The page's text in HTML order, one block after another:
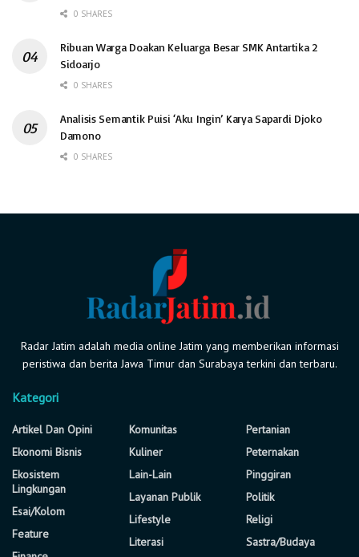
0 SHARES
Ribuan Warga Doakan Keluarga Besar SMK Antartika 2
Sidoarjo
0 SHARES
Analisis Semantik Puisi ‘Aku Ingin’ Karya Sapardi Djoko
Damono
0 SHARES
Radar Jatim adalah media online Jatim yang memberikan informasi
peristiwa dan berita Jawa Timur dan Surabaya terkini dan terbaru.
Kategori
Artikel Dan Opini
Ekonomi Bisnis
Ekosistem
Lingkungan
Esai/Kolom
Feature
Komunitas
Kuliner
Lain-Lain
Layanan Publik
Lifestyle
Literasi
Pertanian
Peternakan
Pinggiran
Politik
Religi
Sastra/Budaya